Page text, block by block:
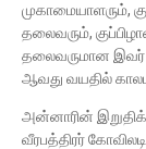
முகாமையாளரும்,
தலைவரும்,
தலைவருமான இவர்
ஆவது வயதில்
அன்னாரின்
வீரபத்திரர்